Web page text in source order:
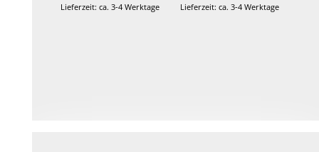
Lieferzeit: ca. 3-4 Werktage Lieferzeit: ca. 3-4 Werktage